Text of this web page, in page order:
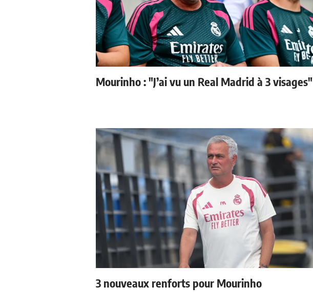
Mourinho : "J’ai vu un Real Madrid à 3 visages"
3 nouveaux renforts pour Mourinho